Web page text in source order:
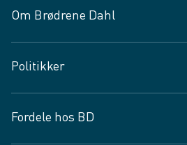
Om Brødrene Dahl
Vagttelefon 30 10 89 89
Spørgsmål og svar
Job og karriere
Politikker
Privatlivspolitik
Fordele hos BD